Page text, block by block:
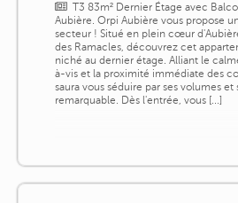
T3 83m² Dernier Étage avec
Aubière. Orpi Aubière vous propose
secteur ! Situé en plein cœur
des Ramacles, découvrez cet
niché au dernier étage. Alliant le
à-vis et la proximité immédiate des
saura vous séduire par ses volumes
remarquable. Dès l'entrée, vous [...]